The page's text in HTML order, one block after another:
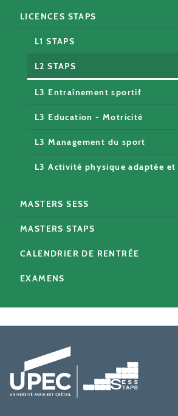
LICENCES STAPS
L1 STAPS
L2 STAPS
L3 Entraînement sportif
L3 Education - Motricité
L3 Management du sport
L3 Activité physique adaptée et
MASTERS SESS
MASTERS STAPS
CALENDRIER DE RENTRÉE
EXAMENS